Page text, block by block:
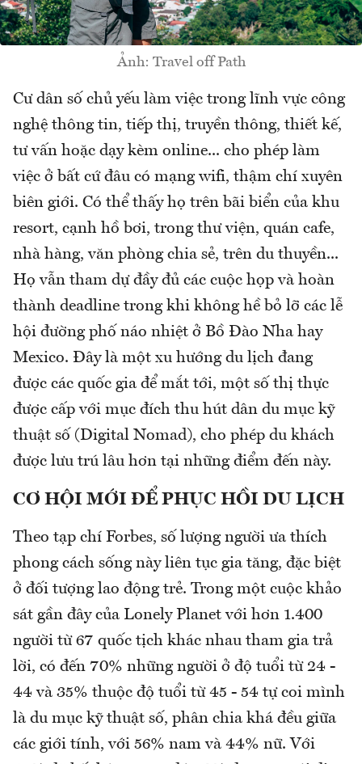
Ảnh: Travel off Path
Cư dân số chủ yếu làm việc trong lĩnh vực công
nghệ thông tin, tiếp thị, truyền thông, thiết kế,
tư vấn hoặc dạy kèm online... cho phép làm
việc ở bất cứ đâu có mạng wifi, thậm chí xuyên
biên giới. Có thể thấy họ trên bãi biển của khu
resort, cạnh hồ bơi, trong thư viện, quán cafe,
nhà hàng, văn phòng chia sẻ, trên du thuyền...
Họ vẫn tham dự đầy đủ các cuộc họp và hoàn
thành deadline trong khi không hề bỏ lỡ các lễ
hội đường phố náo nhiệt ở Bồ Đào Nha hay
Mexico. Đây là một xu hướng du lịch đang
được các quốc gia để mắt tới, một số thị thực
được cấp với mục đích thu hút dân du mục kỹ
thuật số (Digital Nomad), cho phép du khách
được lưu trú lâu hơn tại những điểm đến này.
CƠ HỘI MỚI ĐỂ PHỤC HỒI DU LỊCH
Theo tạp chí Forbes, số lượng người ưa thích
phong cách sống này liên tục gia tăng, đặc biệt
ở đối tượng lao động trẻ. Trong một cuộc khảo
sát gần đây của Lonely Planet với hơn 1.400
người từ 67 quốc tịch khác nhau tham gia trả
lời, có đến 70% những người ở độ tuổi từ 24 -
44 và 35% thuộc độ tuổi từ 45 - 54 tự coi mình
là du mục kỹ thuật số, phân chia khá đều giữa
các giới tính, với 56% nam và 44% nữ. Với